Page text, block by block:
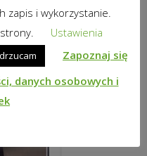
zapis i wykorzystanie.
Ustawienia
Zapoznaj się
danych osobowych i